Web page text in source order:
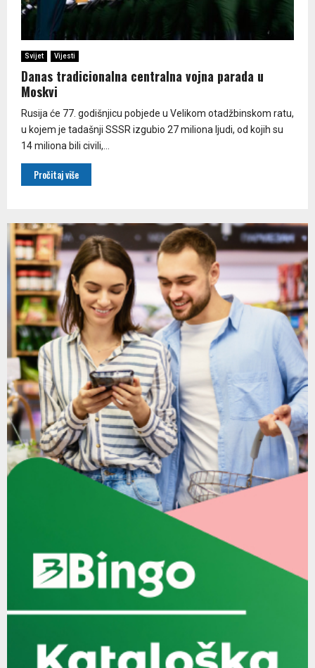
Svijet Vijesti
Danas tradicionalna centralna vojna parada u
Moskvi
Rusija će 77. godišnjicu pobjede u Velikom otadžbinskom ratu,
u kojem je tadašnji SSSR izgubio 27 miliona ljudi, od kojih su
14 miliona bili civili,...
Pročitaj više